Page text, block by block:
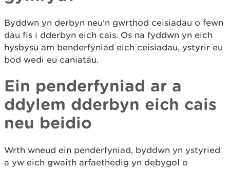
Byddwn yn derbyn neu'n gwrthod ceisiadau o fewn
dau fis i dderbyn eich cais. Os na fyddwn yn eich
hysbysu am benderfyniad eich ceisiadau, ystyrir eu
bod wedi eu caniatáu.
Ein penderfyniad ar a
ddylem dderbyn eich cais
neu beidio
Wrth wneud ein penderfyniad, byddwn yn ystyried
a yw eich gwaith arfaethedig yn debygol o